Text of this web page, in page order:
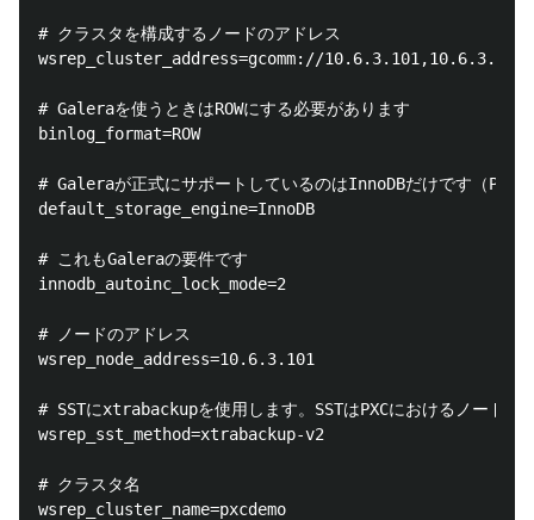
# クラスタを構成するノードのアドレス
wsrep_cluster_address=gcomm://
# Galeraを使うときはROWにする必要があります
binlog_format=ROW
# Galeraが正式にサポートしているのはInnoDBだけです（
default_storage_engine=InnoDB
# これもGaleraの要件です
innodb_autoinc_lock_mode=2
# ノードのアドレス
wsrep_node_address=10.6.3.101
# SSTにxtrabackupを使用します。SSTはPXCにおけるノード
wsrep_sst_method=xtrabackup-v2
# クラスタ名
wsrep_cluster_name=pxcdemo